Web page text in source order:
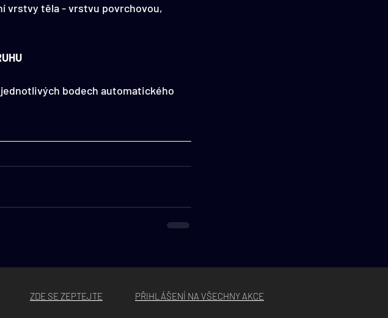
vrstvy těla - vrstvu povrchovou,
bodech automatického
ZDE SE ZEPTEJTE PŘIHLÁŠENÍ NA VŠECHNY AKCE